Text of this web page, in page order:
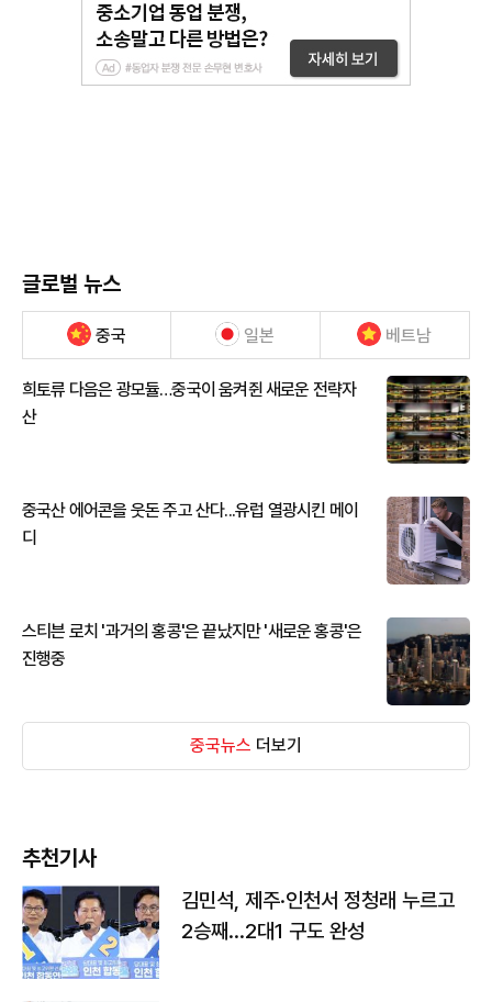
글로벌 뉴스
중국 일본 베트남
희토류 다음은 광모듈…중국이 움켜쥔 새로운 전략자
산
중국산 에어콘을 웃돈 주고 산다...유럽 열광시킨 메이
디
스티븐 로치 '과거의 홍콩'은 끝났지만 '새로운 홍콩'은
진행중
중국뉴스 더보기
추천기사
김민석, 제주·인천서 정청래 누르고
2승째…2대1 구도 완성